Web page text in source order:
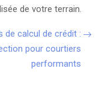
de votre terrain.
de calcul de crédit :
pour courtiers
performants